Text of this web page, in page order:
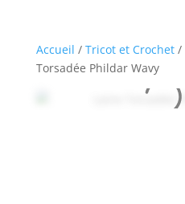
Accueil / Tricot et Crochet/
Torsadée Phildar Wavy